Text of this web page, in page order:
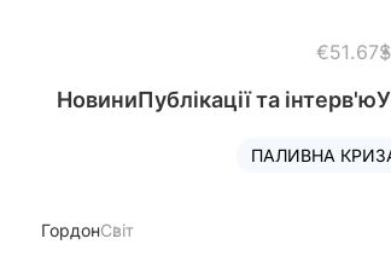
€51.67
НовиниПублікації та інтерв'ю
ПАЛИВНА
ГордонСвіт